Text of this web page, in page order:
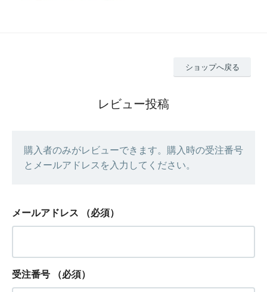
ショップへ戻る
レビュー投稿
購入者のみがレビューできます。購入時の受注番号
とメールアドレスを入力してください。
メールアドレス （必須）
受注番号 （必須）